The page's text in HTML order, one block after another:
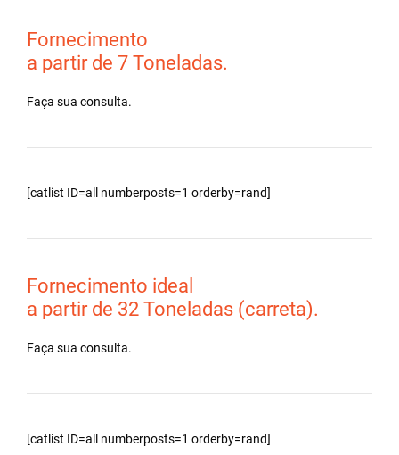
Fornecimento
a partir de 7 Toneladas.
Faça sua consulta.
[catlist ID=all numberposts=1 orderby=rand]
Fornecimento ideal
a partir de 32 Toneladas (carreta).
Faça sua consulta.
[catlist ID=all numberposts=1 orderby=rand]